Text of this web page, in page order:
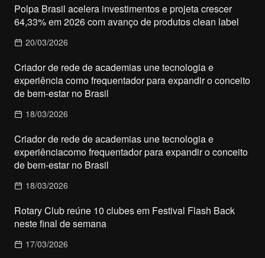
Polpa Brasil acelera investimentos e projeta crescer
64,33% em 2026 com avanço de produtos clean label
20/03/2026
Criador de rede de academias une tecnologia e
experiência como frequentador para expandir o conceito
de bem-estar no Brasil
18/03/2026
Criador de rede de academias une tecnologia e
experiênciacomo frequentador para expandir o conceito
de bem-estar no Brasil
18/03/2026
Rotary Club reúne 10 clubes em Festival Flash Back
neste final de semana
17/03/2026